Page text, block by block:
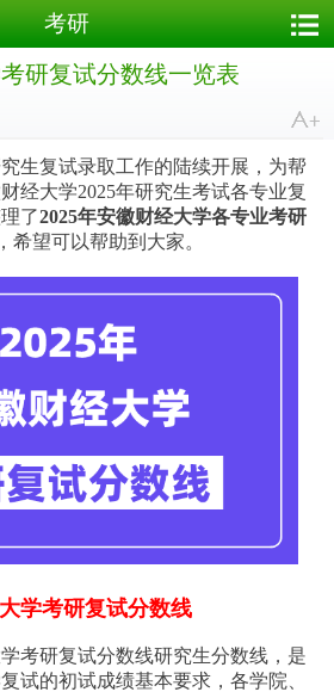
考研
研复试分数线一览表
复试录取工作的陆续开展，为帮
经大学2025年研究生考试各专业复
了2025年安徽财经大学各专业考研
希望可以帮助到大家。
学考研复试分数线
研复试分数线研究生分数线，是
试的初试成绩基本要求，各学院、